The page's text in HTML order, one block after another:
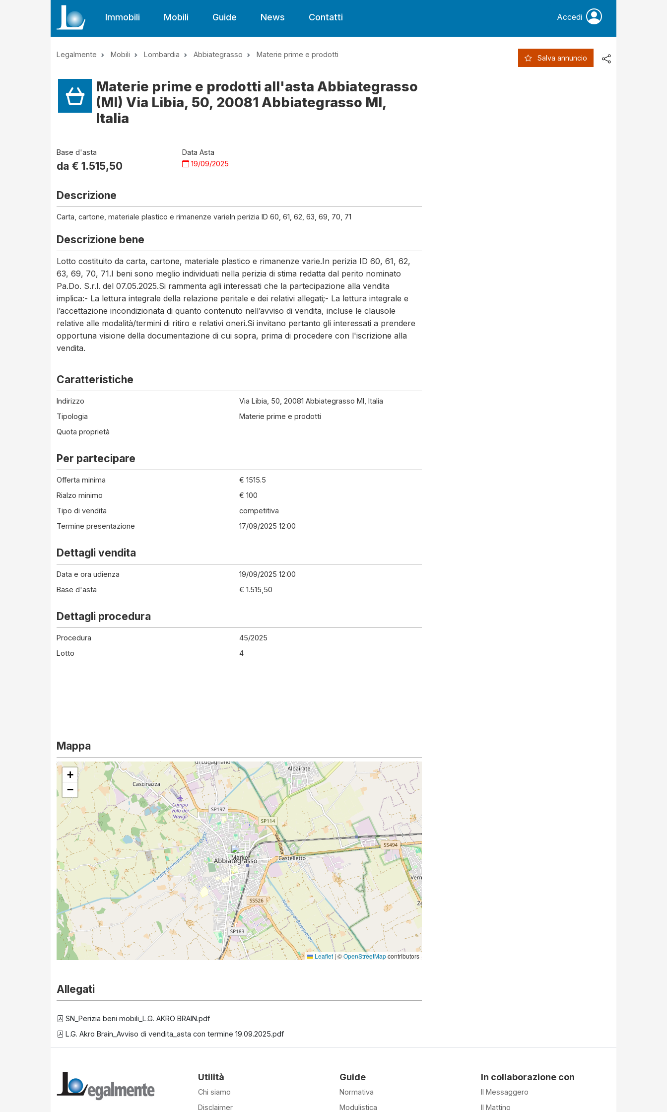
Immobili Mobili Guide News Contatti Accedi
Legalmente Mobili Lombardia Abbiategrasso Materie prime e prodotti Salva annuncio
Materie prime e prodotti all'asta Abbiategrasso
(MI) Via Libia, 50, 20081 Abbiategrasso MI,
Italia
Base d'asta
da € 1.515,50
Data Asta
19/09/2025
Descrizione
Carta, cartone, materiale plastico e rimanenze varieIn perizia ID 60, 61, 62, 63, 69, 70, 71
Descrizione bene
Lotto costituito da carta, cartone, materiale plastico e rimanenze varie.In perizia ID 60, 61, 62,
63, 69, 70, 71.I beni sono meglio individuati nella perizia di stima redatta dal perito nominato
Pa.Do. S.r.l. del 07.05.2025.Si rammenta agli interessati che la partecipazione alla vendita
implica:- La lettura integrale della relazione peritale e dei relativi allegati;- La lettura integrale e
l’accettazione incondizionata di quanto contenuto nell’avviso di vendita, incluse le clausole
relative alle modalità/termini di ritiro e relativi oneri.Si invitano pertanto gli interessati a prendere
opportuna visione della documentazione di cui sopra, prima di procedere con l'iscrizione alla
vendita.
Caratteristiche
Indirizzo
Via Libia, 50, 20081 Abbiategrasso MI, Italia
Tipologia
Materie prime e prodotti
Quota proprietà
Per partecipare
Offerta minima
€ 1515.5
Rialzo minimo
€ 100
Tipo di vendita
competitiva
Termine presentazione
17/09/2025 12:00
Dettagli vendita
Data e ora udienza
19/09/2025 12:00
Base d'asta
€ 1.515,50
Dettagli procedura
Procedura 45/2025
Lotto
4
Mappa
+
−
Leaflet | ©OpenStreetMapcontributors
Allegati
SN_Perizia beni mobili_L.G. AKRO BRAIN.pdf
L.G. Akro Brain_Avviso di vendita_asta con termine 19.09.2025.pdf
Utilità
Chi siamo
Disclaimer
Guide
Normativa
Modulistica
In collaborazione con
Il Messaggero
Il Mattino